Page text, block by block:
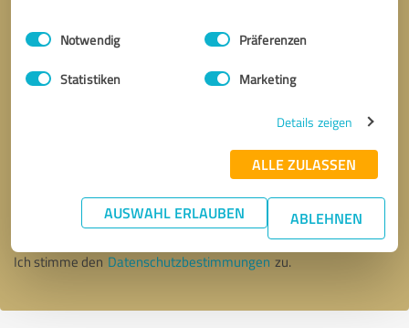
Impressum Datenschutzbestimmungen
Einwilligungsauswahl
Notwendig Präferenzen
Statistiken Marketing
Details zeigen
ALLE ZULASSEN
AUSWAHL ERLAUBEN ABLEHNEN
* Erforderliche Angaben
Nachricht senden
Ich stimme den Datenschutzbestimmungen zu.